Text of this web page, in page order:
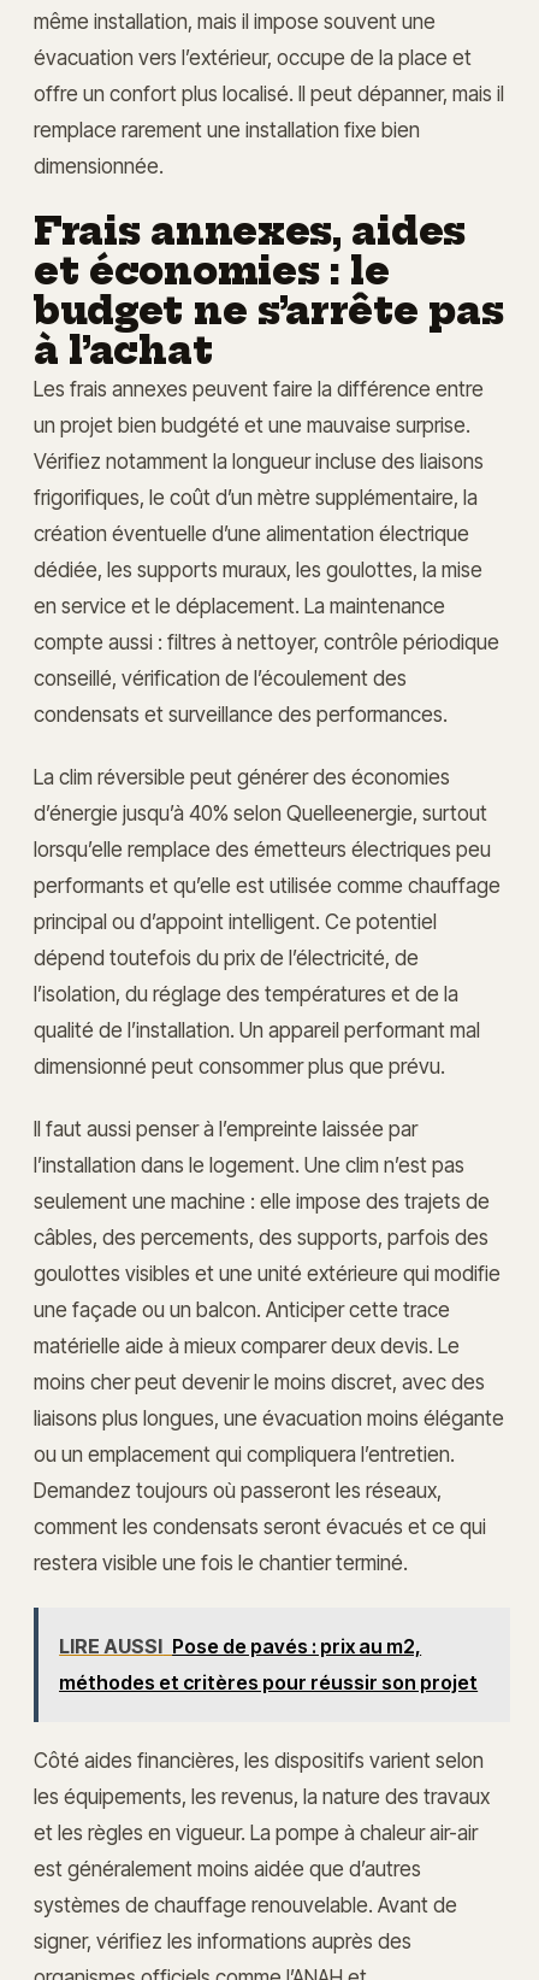
même installation, mais il impose souvent une
évacuation vers l’extérieur, occupe de la place et
offre un confort plus localisé. Il peut dépanner, mais il
remplace rarement une installation fixe bien
dimensionnée.
Frais annexes, aides
et économies : le
budget ne s’arrête pas
à l’achat
Les frais annexes peuvent faire la différence entre
un projet bien budgété et une mauvaise surprise.
Vérifiez notamment la longueur incluse des liaisons
frigorifiques, le coût d’un mètre supplémentaire, la
création éventuelle d’une alimentation électrique
dédiée, les supports muraux, les goulottes, la mise
en service et le déplacement. La maintenance
compte aussi : filtres à nettoyer, contrôle périodique
conseillé, vérification de l’écoulement des
condensats et surveillance des performances.
La clim réversible peut générer des économies
d’énergie jusqu’à 40% selon Quelleenergie, surtout
lorsqu’elle remplace des émetteurs électriques peu
performants et qu’elle est utilisée comme chauffage
principal ou d’appoint intelligent. Ce potentiel
dépend toutefois du prix de l’électricité, de
l’isolation, du réglage des températures et de la
qualité de l’installation. Un appareil performant mal
dimensionné peut consommer plus que prévu.
Il faut aussi penser à l’empreinte laissée par
l’installation dans le logement. Une clim n’est pas
seulement une machine : elle impose des trajets de
câbles, des percements, des supports, parfois des
goulottes visibles et une unité extérieure qui modifie
une façade ou un balcon. Anticiper cette trace
matérielle aide à mieux comparer deux devis. Le
moins cher peut devenir le moins discret, avec des
liaisons plus longues, une évacuation moins élégante
ou un emplacement qui compliquera l’entretien.
Demandez toujours où passeront les réseaux,
comment les condensats seront évacués et ce qui
restera visible une fois le chantier terminé.
LIRE AUSSI Pose de pavés : prix au m2,
méthodes et critères pour réussir son projet
Côté aides financières, les dispositifs varient selon
les équipements, les revenus, la nature des travaux
et les règles en vigueur. La pompe à chaleur air-air
est généralement moins aidée que d’autres
systèmes de chauffage renouvelable. Avant de
signer, vérifiez les informations auprès des